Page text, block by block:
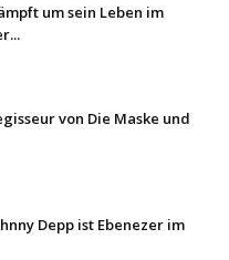
um sein Leben im
von Die Maske und
Depp ist Ebenezer im